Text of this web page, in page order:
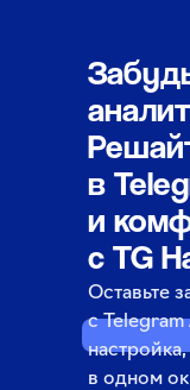
в
и
с TG
Оставьте
с
в одном